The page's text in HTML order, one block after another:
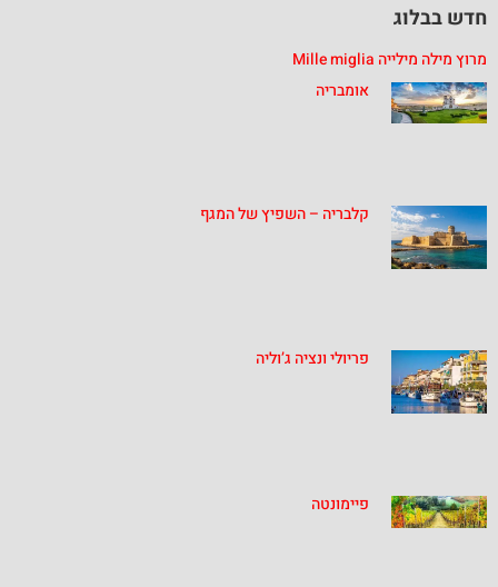
חדש בבלוג
מרוץ מילה מילייה Mille miglia
אומבריה
קלבריה – השפיץ של המגף
פריולי ונציה ג’וליה
פיימונטה